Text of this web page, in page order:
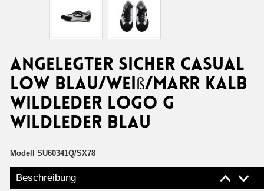
ANGELEGTER SICHER CASUAL
LOW BLAU/WEIß/MARR KALB
WILDLEDER LOGO G
WILDLEDER BLAU
Modell SU60341Q/SX78
Beschreibung